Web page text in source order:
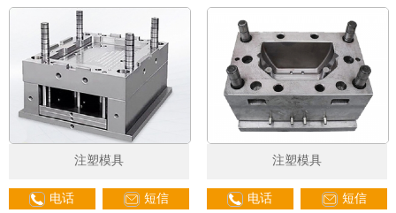
注塑模具
电话 短信
注塑模具
电话 短信